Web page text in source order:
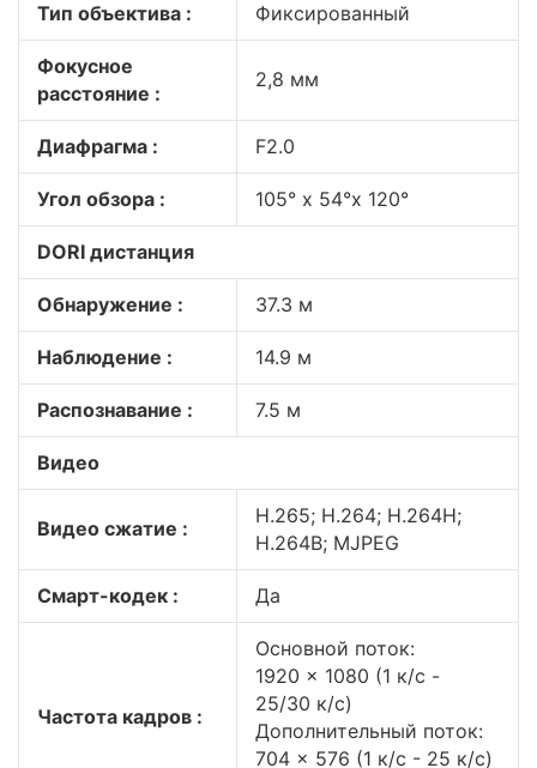
Тип объектива : Фиксированный
Фокусное
расстояние :
2,8 мм
Диафрагма : F2.0
Угол обзора : 105° х 54°х 120°
DORI дистанция
Обнаружение : 37.3 м
Наблюдение : 14.9 м
Распознавание : 7.5 м
Видео
Видео сжатие :
H.265; H.264; H.264H;
H.264B; MJPEG
Смарт-кодек : Да
Частота кадров :
Основной поток:
1920 × 1080 (1 к/с -
25/30 к/с)
Дополнительный поток:
704 × 576 (1 к/с - 25 к/с)